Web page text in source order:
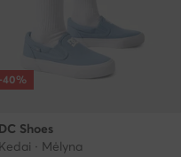
-40%
DC Shoes
Kedai · Mėlyna